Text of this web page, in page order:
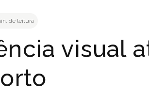
de leitura
visual